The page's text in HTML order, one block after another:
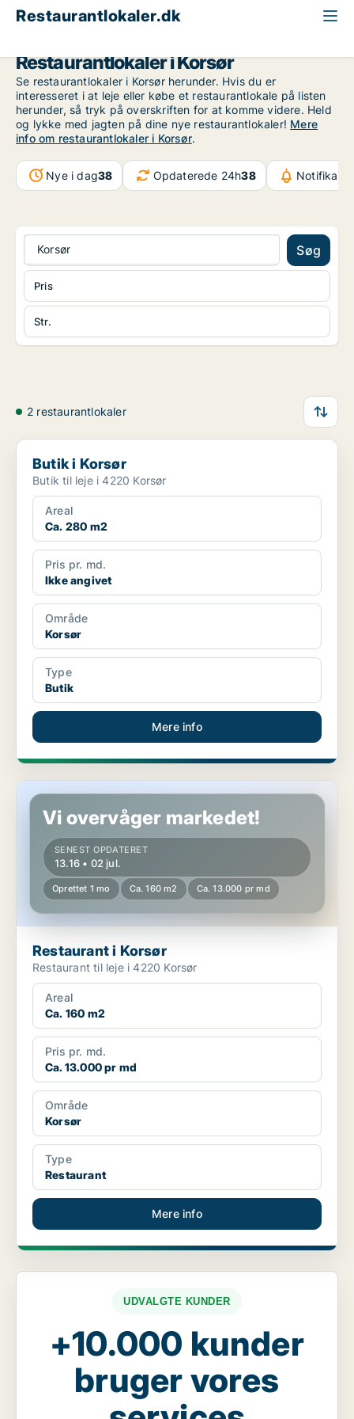
Restaurantlokaler.dk
Restaurantlokaler i Korsør
Se restaurantlokaler i Korsør herunder. Hvis du er
interesseret i at leje eller købe et restaurantlokale på listen
herunder, så tryk på overskriften for at komme videre. Held
og lykke med jagten på dine nye restaurantlokaler! Mere
info om restaurantlokaler i Korsør.
Nye i dag38 Opdaterede 24h38
Korsør Søg
Str.
Pris
2 restaurantlokaler
Butik i Korsør
Butik i Korsør
Butik til leje i 4220 Korsør
Areal
Ca. 280 m2
Pris pr. md.
Ikke angivet
Område
Korsør
Type
Butik
Mere info
Restaurant i Korsør
Vi overvåger markedet!
SENEST OPDATERET
13.16 • 02 jul.
Oprettet 1 mo Ca. 160 m2 Ca. 13.000 pr md
Restaurant i Korsør
Restaurant til leje i 4220 Korsør
Areal
Ca. 160 m2
Pris pr. md.
Ca. 13.000 pr md
Område
Korsør
Type
Restaurant
Mere info
UDVALGTE KUNDER
+10.000 kunder
bruger vores